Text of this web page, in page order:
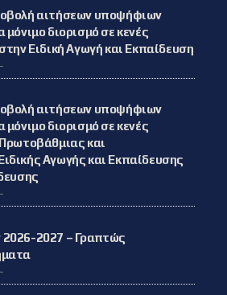
αιτήσεων υποψήφιων
διορισμό σε κενές
Ειδική Αγωγή και Εκπαίδευση
αιτήσεων υποψήφιων
μόνιμο διορισμό σε κενές
και
Αγωγής και Εκπαίδευσης
2027 – Γραπτώς